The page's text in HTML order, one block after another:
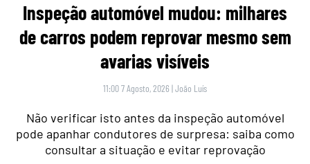
Inspeção automóvel mudou: milhares
de carros podem reprovar mesmo sem
avarias visíveis
11:00 7 Agosto, 2026 |João Luís
Não verificar isto antes da inspeção automóvel
pode apanhar condutores de surpresa: saiba como
consultar a situação e evitar reprovação